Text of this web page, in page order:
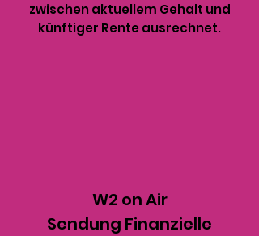
zwischen aktuellem Gehalt und
künftiger Rente ausrechnet.
W2 on Air
Sendung Finanzielle